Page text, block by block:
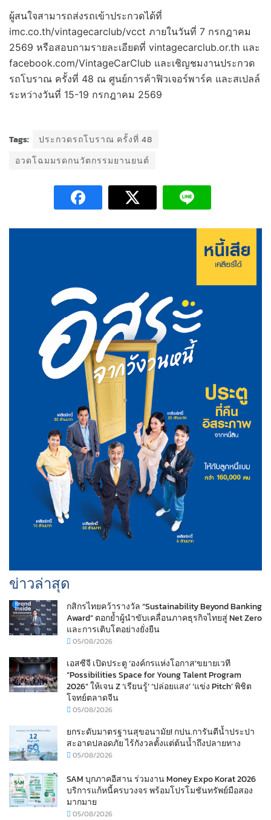
ผู้สนใจสามารถส่งรถเข้าประกวดได้ที่
imc.co.th/vintagecarclub/vcct ภายในวันที่ 7 กรกฎาคม
2569 หรือสอบถามรายละเอียดที่ vintagecarclub.or.th และ
facebook.com/VintageCarClub และเชิญชมงานประกวด
รถโบราณ ครั้งที่ 48 ณ ศูนย์การค้าฟิวเจอร์พาร์ค และสเปลล์
ระหว่างวันที่ 15-19 กรกฎาคม 2569
Tags:
ประกวดรถโบราณ ครั้งที่ 48
อวดโฉมมรดกนวัตกรรมยานยนต์
ข่าวล่าสุด
กสิกรไทยคว้ารางวัล “Sustainability Beyond Banking
Award” ตอกย้ำผู้นำขับเคลื่อนภาคธุรกิจไทยสู่ Net Zero
และการเติบโตอย่างยั่งยืน
05/08/2026
เอสซีจี เปิดประตู ‘องค์กรแห่งโอกาส’ขยายเวที
“Possibilities Space for Young Talent Program
2026” ให้เจน Z ‘เรียนรู้’ ‘ปล่อยแสง’ ‘แข่ง Pitch’ พิชิต
โจทย์ตลาดจีน
05/08/2026
ยกระดับมาตรฐานสุขอนามัย! กปน.การันตีน้ำประปา
สะอาดปลอดภัย ไร้กังวลตั้งแต่ต้นน้ำถึงปลายทาง
05/08/2026
SAM บุกภาคอีสาน ร่วมงาน Money Expo Korat 2026
บริการแก้หนี้ครบวงจร พร้อมโปรโมชันทรัพย์มือสอง
มากมาย
05/08/2026